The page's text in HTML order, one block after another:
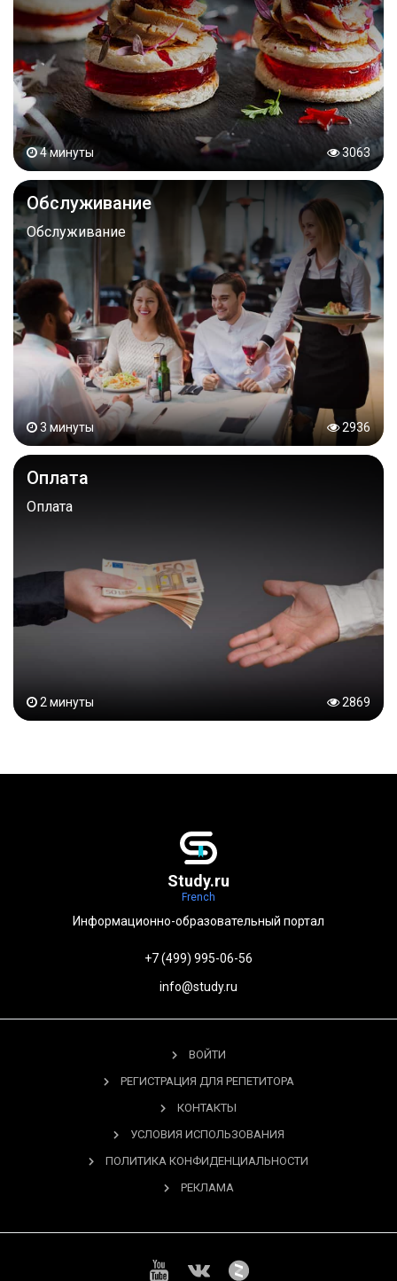
4 минуты 3063
3 минуты 2936
Обслуживание
Обслуживание
2 минуты 2869
Оплата
Оплата
Study.ru
French
Информационно-образовательный портал
+7 (499) 995-06-56
info@study.ru
ВОЙТИ
РЕГИСТРАЦИЯ ДЛЯ РЕПЕТИТОРА
КОНТАКТЫ
УСЛОВИЯ ИСПОЛЬЗОВАНИЯ
ПОЛИТИКА КОНФИДЕНЦИАЛЬНОСТИ
РЕКЛАМА